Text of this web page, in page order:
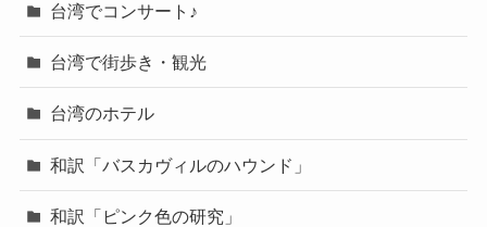
台湾でコンサート♪
台湾で街歩き・観光
台湾のホテル
和訳「バスカヴィルのハウンド」
和訳「ピンク色の研究」